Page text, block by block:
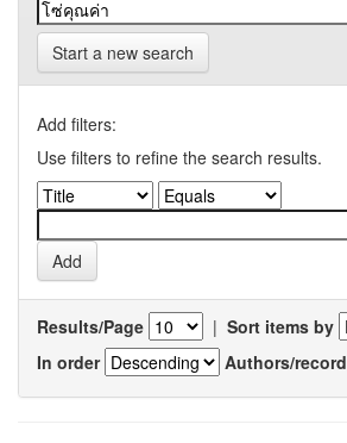
Start a new search
Add filters:
Use filters to refine the search results.
Results/Page | Sort items by
In order
Authors/record